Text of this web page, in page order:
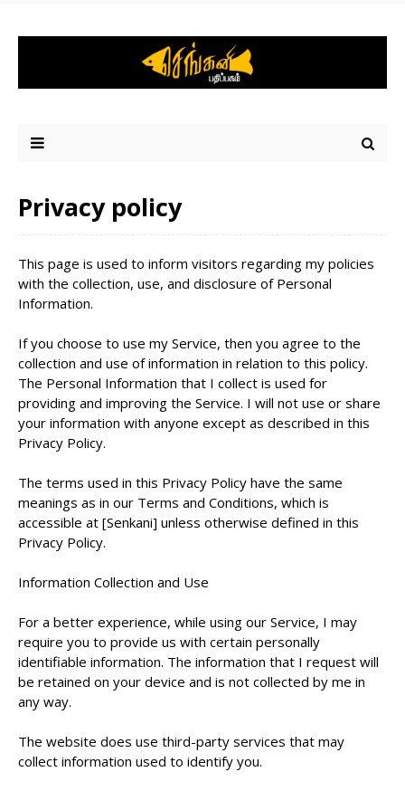
Privacy policy
This page is used to inform visitors regarding my policies
with the collection, use, and disclosure of Personal
Information.
If you choose to use my Service, then you agree to the
collection and use of information in relation to this policy.
The Personal Information that I collect is used for
providing and improving the Service. I will not use or share
your information with anyone except as described in this
Privacy Policy.
The terms used in this Privacy Policy have the same
meanings as in our Terms and Conditions, which is
accessible at [Senkani] unless otherwise defined in this
Privacy Policy.
Information Collection and Use
For a better experience, while using our Service, I may
require you to provide us with certain personally
identifiable information. The information that I request will
be retained on your device and is not collected by me in
any way.
The website does use third-party services that may
collect information used to identify you.